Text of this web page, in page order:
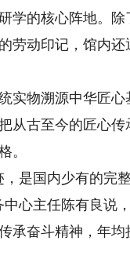
的核心阵地。除
劳动印记，馆内还
物溯源中华匠心
从古至今的匠心传
。
是国内少有的完
心主任陈有良说
承奋斗精神，年均